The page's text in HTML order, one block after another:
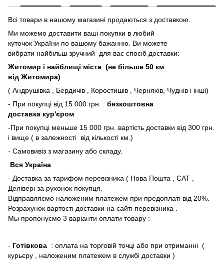
Всі товари в нашому магазині продаються з доставкою.
Ми можемо доставити ваші покупки в любий
куточок України по вашому бажанню. Ви можете
вибрати найбільш зручний для вас спосіб доставки:
Житомир і найблищі міста (не більше 50 км
від Житомира)
( Андрушівка , Бердичів , Коростишів , Черняхів, Чуднів і інші)
- При покупці від 15 000 грн. : безкоштовна
доставка кур'єром
-При покупці меньше 15 000 грн. вартість доставки від 300 грн.
і вище ( в залежності від кількості км.)
- Самовивіз з магазину або складу.
Вся Україна
- Доставка за тарифом перевізника ( Нова Пошта , САТ ,
Делівері за рухонок покупця.
Відправляємо наложеним платежем при предоплаті від 20%.
Розрахунок вартості доставки на сайті перевізника .
Мы пропонуємо 3 варіанти оплати товару :
- Готівкова : оплата на торговій точці або при отриманні (
курьєру , наложеним платежем в службі доставки )